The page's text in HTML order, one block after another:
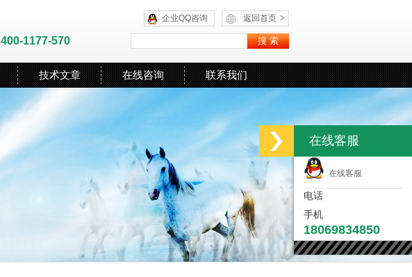
返回首页 >
企业QQ咨询
400-1177-570
技术文章 在线咨询 联系我们
在线客服
在线客服
电话
手机
18069834850